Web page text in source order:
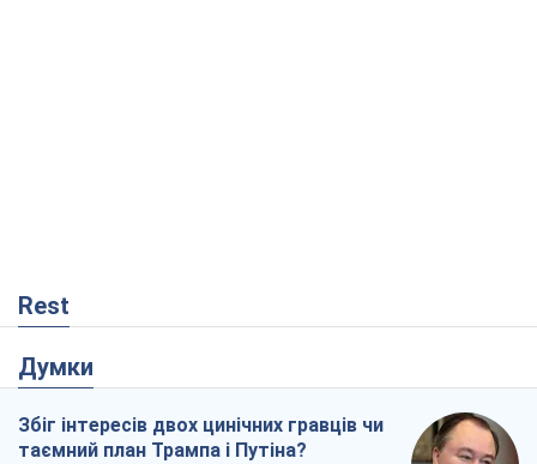
Rest
Думки
Збіг інтересів двох цинічних гравців чи
таємний план Трампа і Путіна?